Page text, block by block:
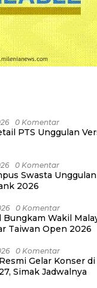
0 Komentar
PTS Unggulan
0 Komentar
Swasta
2026
0 Komentar
Bungkam Wakil
Taiwan Open 2026
0 Komentar
Gelar Konser
Simak Jadwalnya